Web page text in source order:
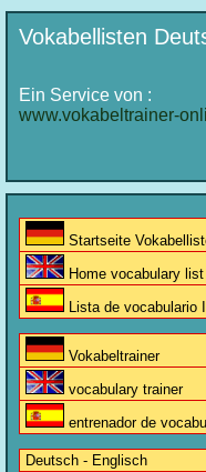
Vokabellisten
Ein Service von :
www.vokabeltrainer-
Startseite
Home vocabulary list
Lista de vocabulario
Vokabeltrainer
vocabulary trainer
entrenador de
Deutsch - Englisch